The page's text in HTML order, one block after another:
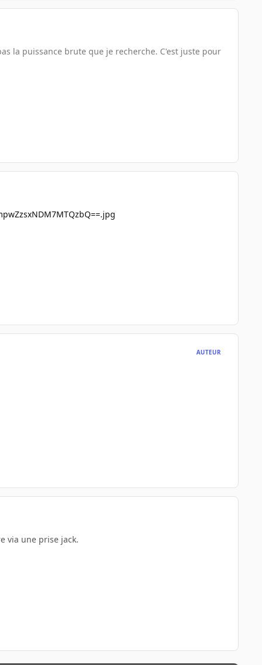
la puissance brute que je recherche. C'est juste pour
AUTEUR
via une prise jack.